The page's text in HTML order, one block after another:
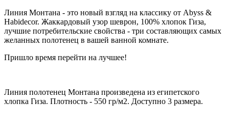
Линия Монтана - это новый взгляд на классику от Abyss &
Habidecor. Жаккардовый узор шеврон, 100% хлопок Гиза,
лучшие потребительские свойства - три составляющих самых
желанных полотенец в вашей ванной комнате.
Пришло время перейти на лучшее!
Линия полотенец Монтана произведена из египетского
хлопка Гиза. Плотность - 550 гр/м2. Доступно 3 размера.